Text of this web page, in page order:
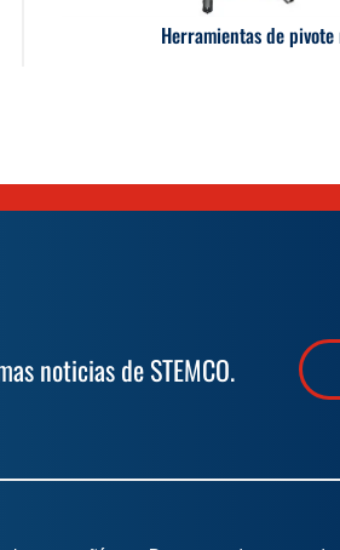
Herramientas de
noticias de STEMCO.